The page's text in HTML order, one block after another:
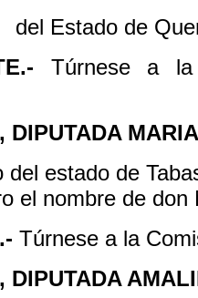
del Estado de
Túrnese a la
DIPUTADA
del estado de
el nombre de
Túrnese a la
DIPUTADA